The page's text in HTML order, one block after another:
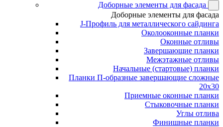
Доборные элементы для фасада
Доборные элементы для фасада
J-Профиль для металлического сайдинга
Околооконные планки
Оконные отливы
Завершающие планки
Межэтажные отливы
Начальные (стартовые) планки
Планки П-образные завершающие сложные
20x30
Приемные оконные планки
Стыковочные планки
Углы отлива
Финишные планки